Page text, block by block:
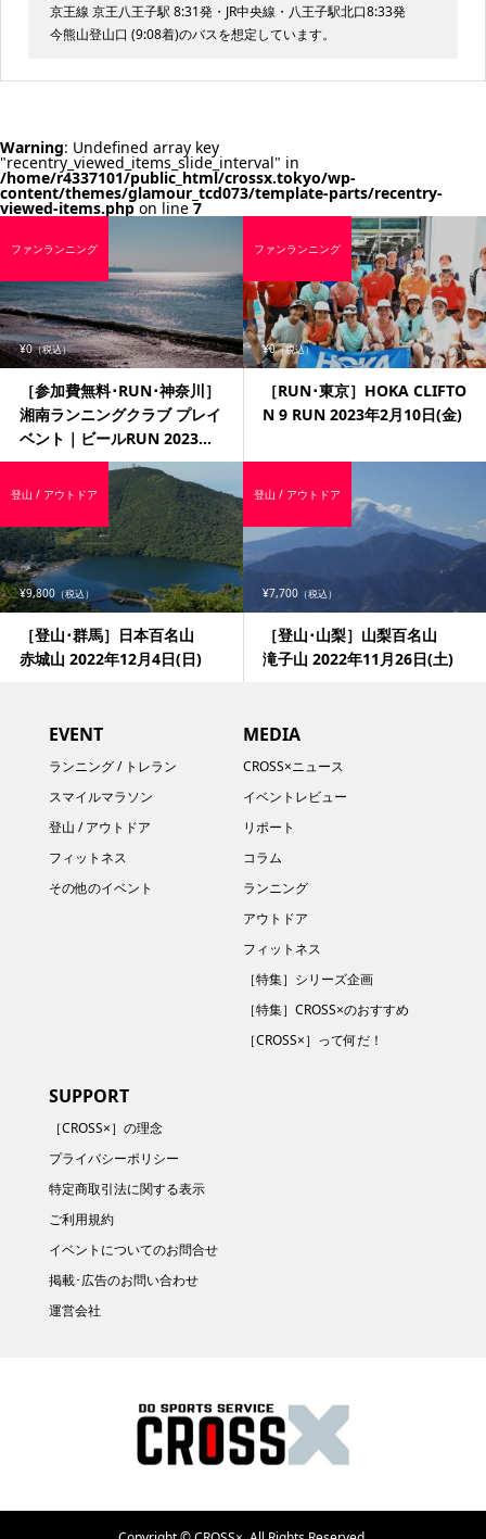
京王線 京王八王子駅 8:31発・JR中央線・八王子駅北口8:33発
今熊山登山口 (9:08着)のバスを想定しています。
Warning: Undefined array key
"recentry_viewed_items_slide_interval" in
/home/r4337101/public_html/crossx.tokyo/wp-
content/themes/glamour_tcd073/template-parts/recentry-
viewed-items.phpon line7
¥0（税込）
［参加費無料･RUN･神奈川］
湘南ランニングクラブ プレイ
ベント｜ビールRUN 2023...
ファンランニング
¥0（税込）
［RUN･東京］HOKA CLIFTO
N 9 RUN 2023年2月10日(金)
ファンランニング
¥9,800 （税込）
［登山･群馬］日本百名山
赤城山 2022年12月4日(日)
登山 / アウトドア
¥7,700 （税込）
［登山･山梨］山梨百名山
滝子山 2022年11月26日(土)
登山 / アウトドア
EVENT
ランニング / トレラン
スマイルマラソン
登山 / アウトドア
フィットネス
その他のイベント
MEDIA
CROSS×ニュース
イベントレビュー
リポート
コラム
ランニング
アウトドア
フィットネス
［特集］シリーズ企画
［特集］CROSS×のおすすめ
［CROSS×］って何だ！
SUPPORT
［CROSS×］の理念
プライバシーポリシー
特定商取引法に関する表示
ご利用規約
イベントについてのお問合せ
掲載･広告のお問い合わせ
運営会社